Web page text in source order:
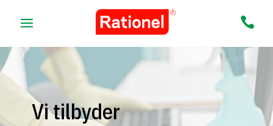

Videoafspiller
Vi tilbyder